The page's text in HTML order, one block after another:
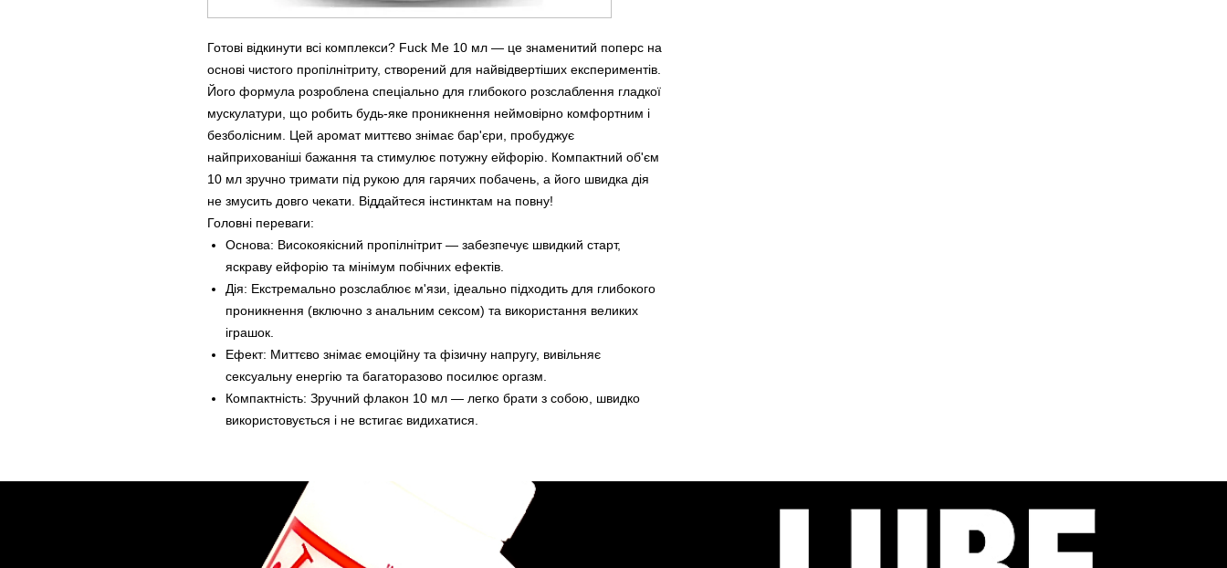
Готові відкинути всі комплекси? Fuck Me 10 мл — це знаменитий поперс на
основі чистого пропілнітриту, створений для найвідвертіших експериментів.
Його формула розроблена спеціально для глибокого розслаблення гладкої
мускулатури, що робить будь-яке проникнення неймовірно комфортним і
безболісним. Цей аромат миттєво знімає бар'єри, пробуджує
найприхованіші бажання та стимулює потужну ейфорію. Компактний об'єм
10 мл зручно тримати під рукою для гарячих побачень, а його швидка дія
не змусить довго чекати. Віддайтеся інстинктам на повну!
Головні переваги:
Основа: Високоякісний пропілнітрит — забезпечує швидкий старт,
яскраву ейфорію та мінімум побічних ефектів.
Дія: Екстремально розслаблює м'язи, ідеально підходить для глибокого
проникнення (включно з анальним сексом) та використання великих
іграшок.
Ефект: Миттєво знімає емоційну та фізичну напругу, вивільняє
сексуальну енергію та багаторазово посилює оргазм.
Компактність: Зручний флакон 10 мл — легко брати з собою, швидко
використовується і не встигає видихатися.